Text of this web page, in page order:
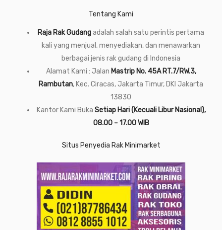
Tentang Kami
Raja Rak Gudangadalah salah satu perintis pertama
kali yang menjual, menyediakan, dan menawarkan
berbagai jenis rak gudang di Indonesia
Alamat Kami : Jalan Mastrip No. 45A RT.7/RW.3,
Rambutan, Kec. Ciracas, Jakarta Timur, DKI Jakarta
13830
Kantor Kami Buka Setiap Hari (Kecuali Libur Nasional),
08.00 – 17.00 WIB
Situs Penyedia Rak Minimarket